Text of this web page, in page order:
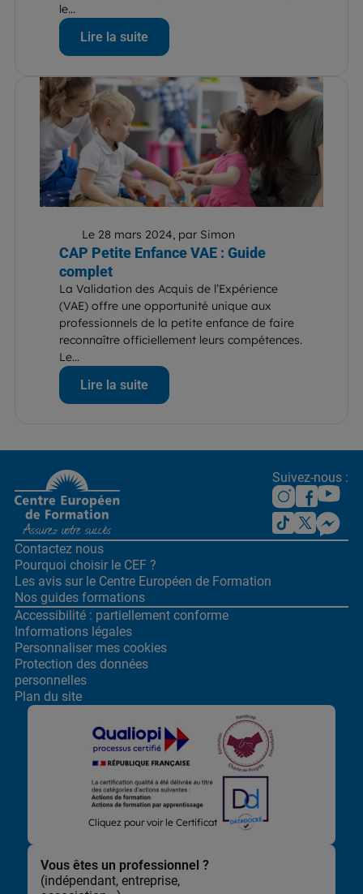
le...
Lire la suite
Le 28 mars 2024, par Simon
CAP Petite Enfance VAE : Guide
complet
La Validation des Acquis de l’Expérience
(VAE) offre une opportunité unique aux
professionnels de la petite enfance de faire
reconnaître officiellement leurs compétences.
Le...
Lire la suite
Suivez-nous :
Cliquez pour voir le Certificat
Contactez nous
Pourquoi choisir le CEF ?
Les avis sur le Centre Européen de Formation
Nos guides formations
Accessibilité : partiellement conforme
Informations légales
Personnaliser mes cookies
Protection des données
personnelles
Plan du site
Vous êtes un professionnel ?
(indépendant, entreprise,
Lors de la navigation sur notre site, nous recueillons et traitons
des données vous concernant qui nous permettent de vous
de vous adresser, directement ou via des partenaires, des
communications et publicités personnalisées et de mesurer
leur efficacité. Elles nous permettent également d’adapter le